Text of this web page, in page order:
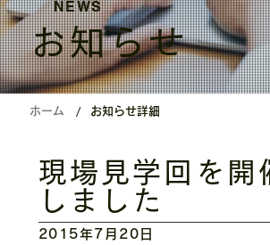
現場見学回を開
しました
2015年7月20日
NEWS
お知らせ
ホーム / お知らせ詳細